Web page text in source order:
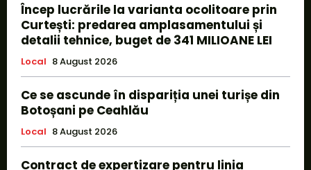
Încep lucrările la varianta ocolitoare prin
Curtești: predarea amplasamentului și
detalii tehnice, buget de 341 MILIOANE LEI
Local 8 August 2026
Ce se ascunde în dispariția unei turișe din
Botoșani pe Ceahlău
Local 8 August 2026
Contract de expertizare pentru linia